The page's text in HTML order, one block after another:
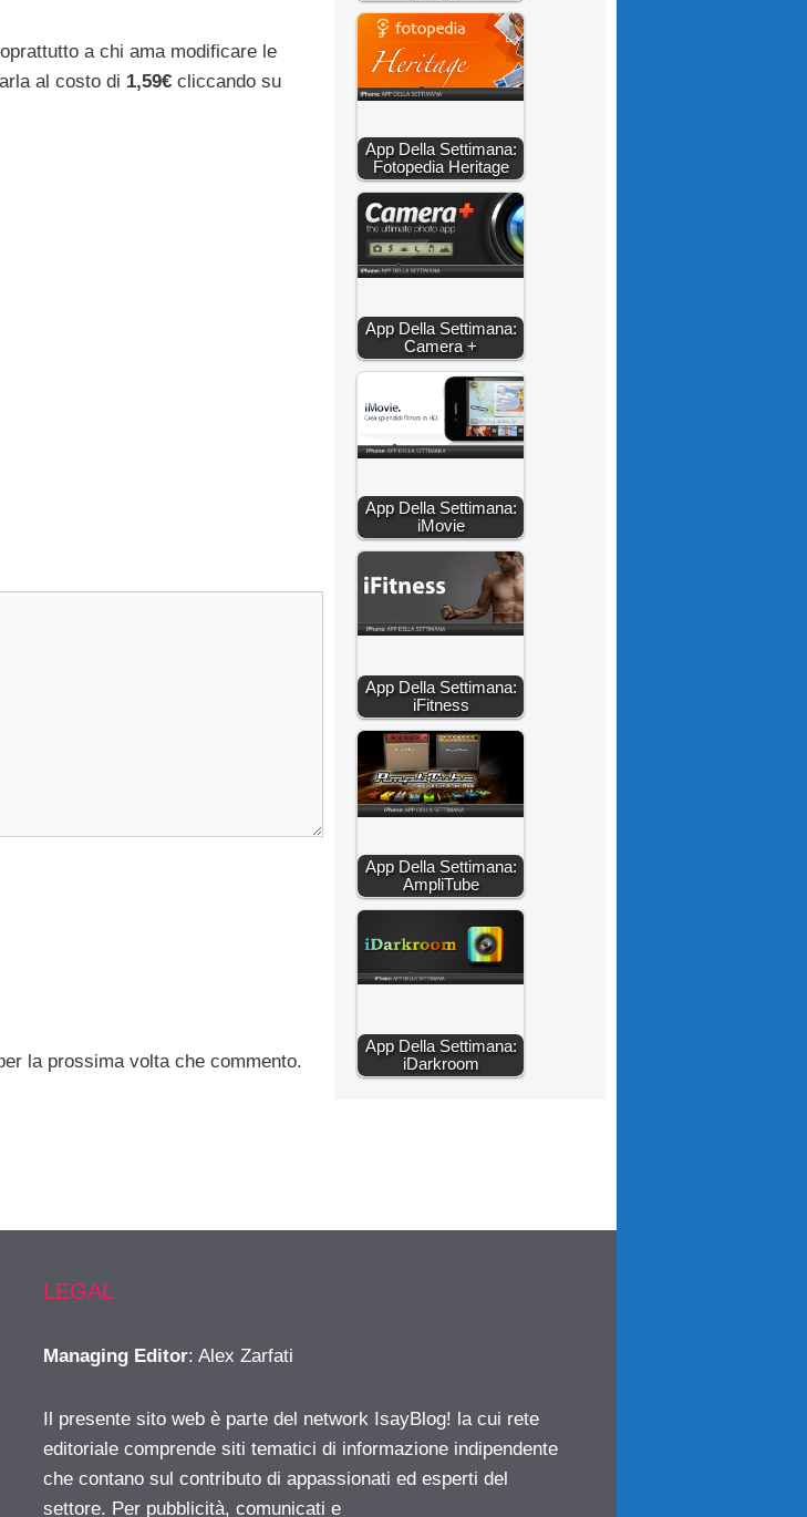
a chi ama modificare le
al costo di 1,59€ cliccando su
la prossima volta che commento.
App Della Settimana:
Fotopedia Heritage
App Della Settimana:
Camera +
App Della Settimana:
iMovie
App Della Settimana:
iFitness
App Della Settimana:
AmpliTube
App Della Settimana:
iDarkroom
LEGAL
Managing Editor: Alex Zarfati
Il presente sito web è parte del network IsayBlog! la cui rete
editoriale comprende siti tematici di informazione indipendente
che contano sul contributo di appassionati ed esperti del
settore. Per pubblicità, comunicati e